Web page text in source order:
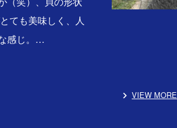
ても美味しく、人
感じ。…
VIEW MORE